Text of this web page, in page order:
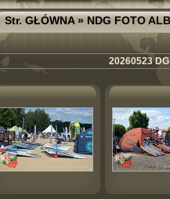
Str. GŁÓWNA»NDG FOTO
20260523